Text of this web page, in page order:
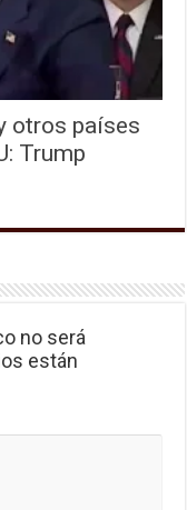
otros países
Trump
no será
están